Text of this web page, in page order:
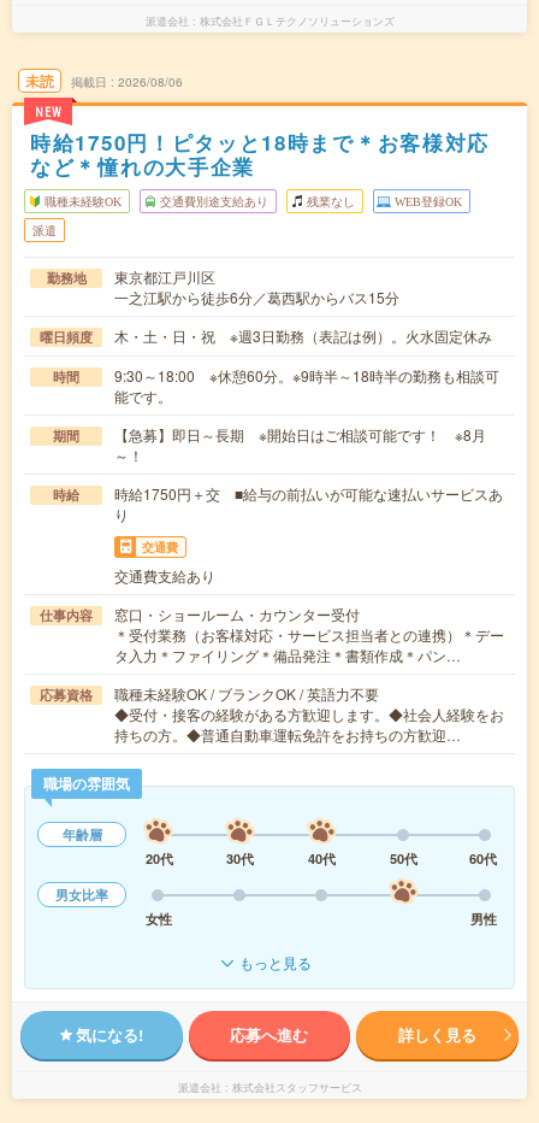
派遣会社 株式会社ＦＧＬテクノソリューションズ
未読
NEW
掲載日 2026/08/06
時給1750円！ピタッと18時まで＊お客様対応
など＊憧れの大手企業
職種未経験OK 交通費別途支給あり 残業なし WEB登録OK
派遣
勤務地
東京都江戸川区
一之江駅から徒歩6分／葛西駅からバス15分
曜日頻度 木・土・日・祝 ※週3日勤務（表記は例）。火水固定休み
時間
9:30～18:00 ※休憩60分。※9時半～18時半の勤務も相談可
能です。
期間
【急募】即日～長期 ※開始日はご相談可能です！ ※8月
～！
時給
時給1750円＋交 ■給与の前払いが可能な速払いサービスあ
り
交通費
交通費支給あり
仕事内容
窓口・ショールーム・カウンター受付
＊受付業務（お客様対応・サービス担当者との連携）＊デー
タ入力＊ファイリング＊備品発注＊書類作成＊パン…
応募資格
職種未経験OK / ブランクOK / 英語力不要
◆受付・接客の経験がある方歓迎します。◆社会人経験をお
持ちの方。◆普通自動車運転免許をお持ちの方歓迎…
職場の雰囲気
年齢層
20代
30代 40代 50代
60代
男女比率
女性
男性
もっと見る
気になる! 応募へ進む 詳しく見る
派遣会社 株式会社スタッフサービス